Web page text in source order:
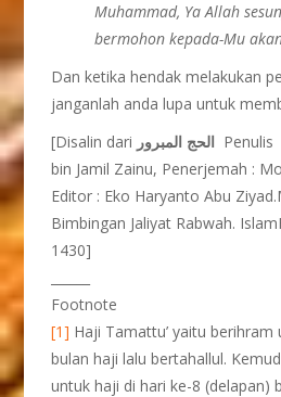
Muhammad, Ya Allah
bermohon kepada-Mu
Dan ketika hendak melakukan
janganlah anda lupa untuk
[Disalin dari
bin Jamil Zainu, Penerjemah :
Editor : Eko Haryanto Abu
Bimbingan Jaliyat Rabwah.
1430]
Footnote
[1] Haji Tamattu’ yaitu
bulan haji lalu bertahallul.
untuk haji di hari ke-8 (delapan)